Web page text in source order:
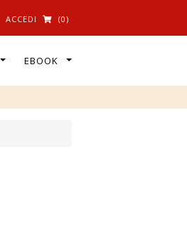
ACCEDI (0)
EBOOK